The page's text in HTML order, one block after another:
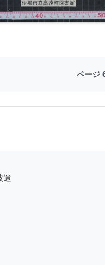
ページ